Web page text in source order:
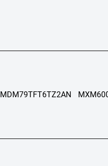
MDM79TFT6TZ2AN